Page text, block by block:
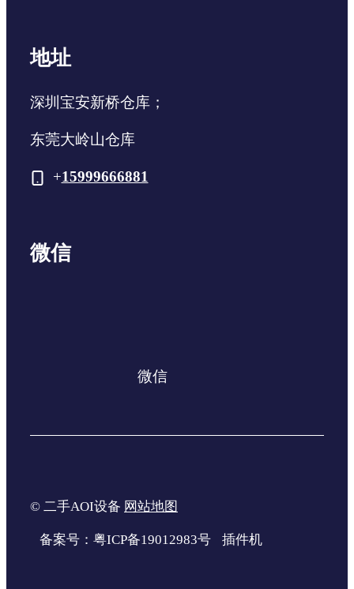
地址
深圳宝安新桥仓库；
东莞大岭山仓库
+15999666881
微信
微信
© 二手AOI设备 网站地图
备案号：粤ICP备19012983号 插件机